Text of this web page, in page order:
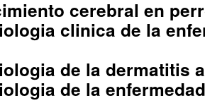
cerebral en
clinica de la
de la dermatitis
de la